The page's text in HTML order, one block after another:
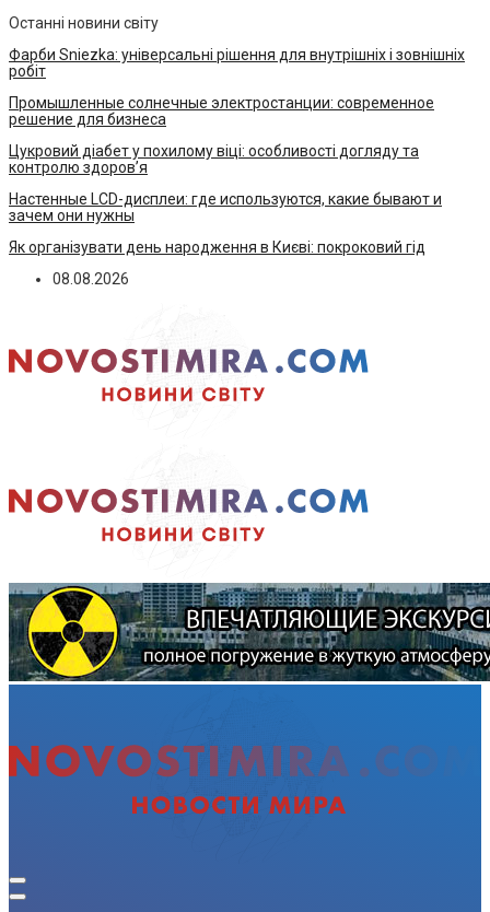
Останні новини світу
Фарби Sniezka: універсальні рішення для внутрішніх і зовнішніх
робіт
Промышленные солнечные электростанции: современное
решение для бизнеса
Цукровий діабет у похилому віці: особливості догляду та
контролю здоров’я
Настенные LCD-дисплеи: где используются, какие бывают и
зачем они нужны
Як організувати день народження в Києві: покроковий гід
08.08.2026